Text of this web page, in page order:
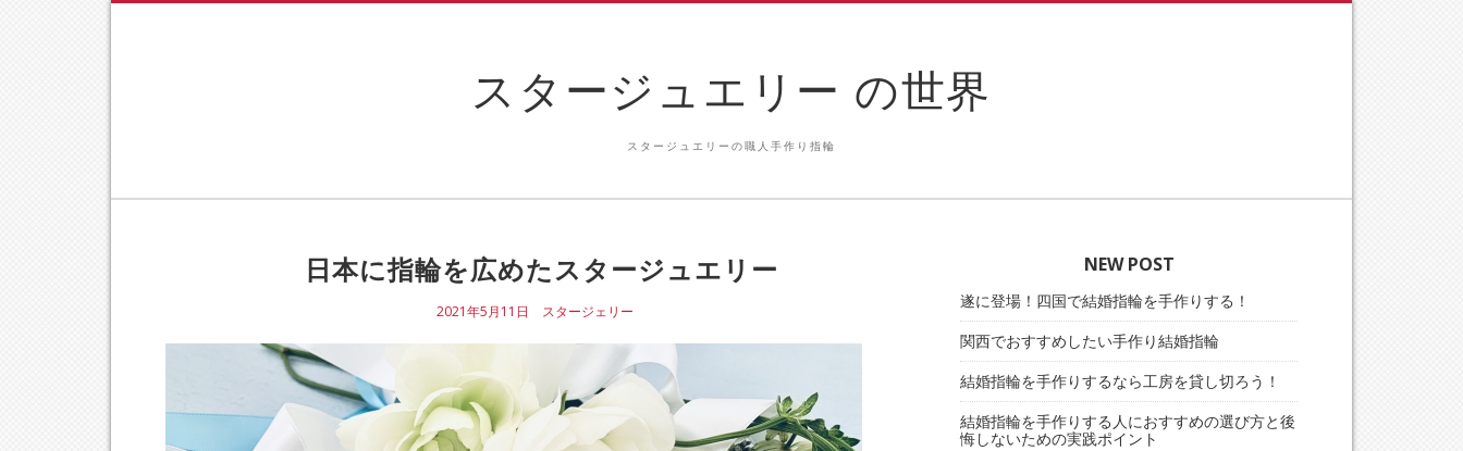
スタージュエリー の世界
スタージュエリーの職人手作り指輪
日本に指輪を広めたスタージュエリー
2021年5月11日 スタージェリー
NEW POST
遂に登場！四国で結婚指輪を手作りする！
関西でおすすめしたい手作り結婚指輪
結婚指輪を手作りするなら工房を貸し切ろう！
結婚指輪を手作りする人におすすめの選び方と後
悔しないための実践ポイント